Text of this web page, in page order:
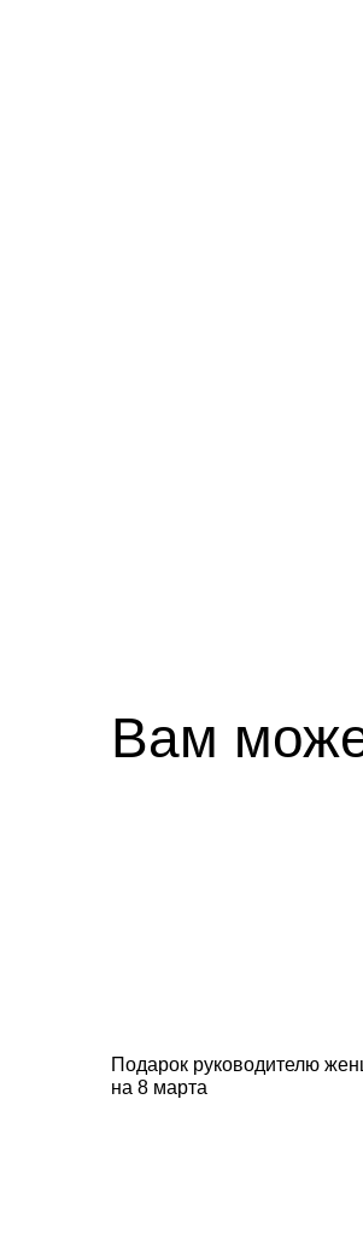
Вам
Подарок руководителю
на 8 марта